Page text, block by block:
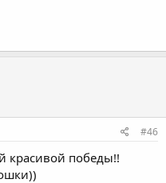
#46
красивой победы!!